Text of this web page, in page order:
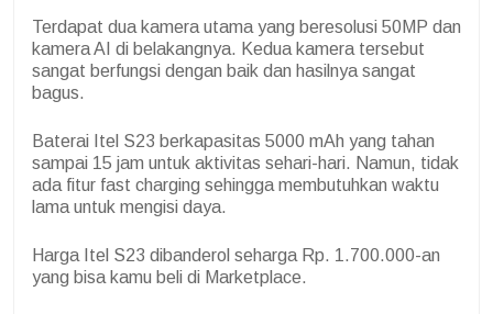
Terdapat dua kamera utama yang beresolusi 50MP dan
kamera AI di belakangnya. Kedua kamera tersebut
sangat berfungsi dengan baik dan hasilnya sangat
bagus.
Baterai Itel S23 berkapasitas 5000 mAh yang tahan
sampai 15 jam untuk aktivitas sehari-hari. Namun, tidak
ada fitur fast charging sehingga membutuhkan waktu
lama untuk mengisi daya.
Harga Itel S23 dibanderol seharga Rp. 1.700.000-an
yang bisa kamu beli di Marketplace.